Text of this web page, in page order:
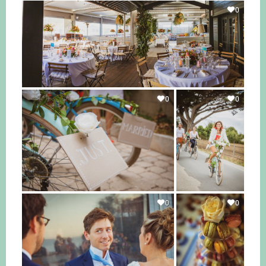
0
0 0
0 0